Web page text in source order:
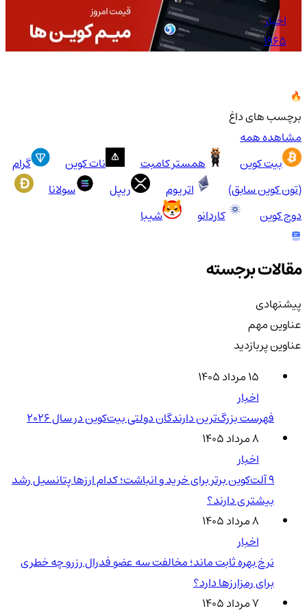
اخبار
1965
برچسب های داغ
مشاهده همه
بیت کوین
همستر کامبت نات کوین
گرام
(تون کوین سابق)
اتریوم ریپل
سولانا
دوج کوین
کاردانو شیبا
مقالات برجسته
پیشنهادی
عناوین مهم
عناوین پربازدید
۱۵ مرداد ۱۴۰۵
اخبار
فهرست بزرگ‌ترین دارندگان دولتی بیت‌کوین در سال 2026
۸ مرداد ۱۴۰۵
اخبار
۹ آلت‌کوین برتر برای خرید و انباشت؛ کدام ارزها پتانسیل رشد
بیشتری دارند؟
۸ مرداد ۱۴۰۵
اخبار
نرخ بهره ثابت ماند؛ مخالفت سه عضو فدرال رزرو چه خطری
برای رمزارزها دارد؟
۷ مرداد ۱۴۰۵